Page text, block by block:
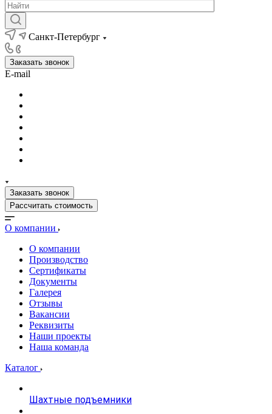
Санкт-Петербург
Заказать звонок
E-mail
Заказать звонок
Рассчитать стоимость
О компании
О компании
Производство
Сертификаты
Документы
Галерея
Отзывы
Вакансии
Реквизиты
Наши проекты
Наша команда
Каталог
Шахтные подъемники